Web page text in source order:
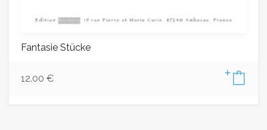
Fantasie Stücke
12.00 €